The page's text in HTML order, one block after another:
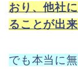
おり、他社
ることが出
でも本当に